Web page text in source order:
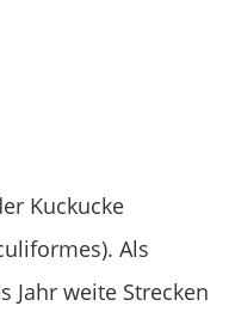
Kuckucke
Als
Jahr weite Strecken